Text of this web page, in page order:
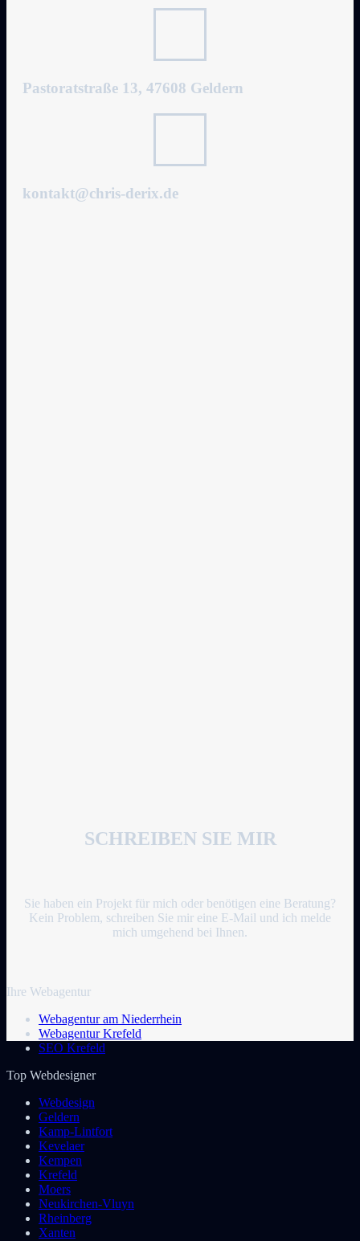
Pastoratstraße 13, 47608 Geldern
kontakt@chris-derix.de
SCHREIBEN SIE MIR
Sie haben ein Projekt für mich oder benötigen eine Beratung?
Kein Problem, schreiben Sie mir eine E-Mail und ich melde
mich umgehend bei Ihnen.
Ihre Webagentur
Webagentur am Niederrhein
Webagentur Krefeld
SEO Krefeld
Top Webdesigner
Webdesign
Geldern
Kamp-Lintfort
Kevelaer
Kempen
Krefeld
Moers
Neukirchen-Vluyn
Rheinberg
Xanten